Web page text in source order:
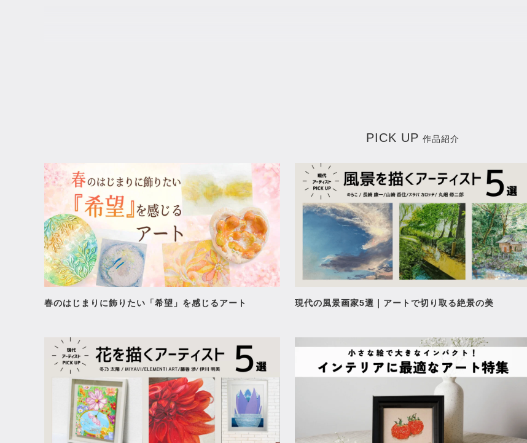
カリフォルニアドリーミン
¥385,000
マージービート
¥308,000
デゥワップ
¥308,000
PICK UP 作品紹介
春のはじまりに飾りたい「希望」を感じるアート 現代の風景画家5選｜アートで切り取る絶景の美